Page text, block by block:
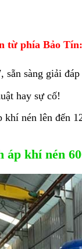
từ phía Bảo Tín:
sàng giải
hay sự cố!
nén lên đến
áp khí nén